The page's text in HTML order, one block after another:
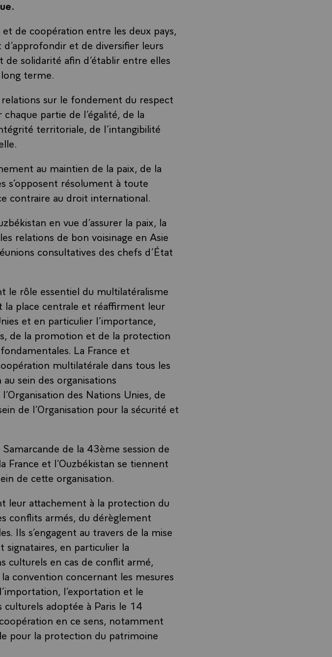
de coopération entre les deux pays,
d’approfondir et de diversifier leurs
solidarité afin d’établir entre elles
terme.
sur le fondement du respect
partie de l’égalité, de la
territoriale, de l’intangibilité
au maintien de la paix, de la
s’opposent résolument à toute
contraire au droit international.
en vue d’assurer la paix, la
relations de bon voisinage en Asie
consultatives des chefs d’État
le rôle essentiel du multilatéralisme
la place centrale et réaffirment leur
et en particulier l’importance,
de la promotion et de la protection
La France et
multilatérale dans tous les
sein des organisations
des Nations Unies, de
de l’Organisation pour la sécurité et
de la 43ème session de
France et l’Ouzbékistan se tiennent
de cette organisation.
leur attachement à la protection du
conflits armés, du dérèglement
Ils s’engagent au travers de la mise
en particulier la
culturels en cas de conflit armé,
convention concernant les mesures
l’exportation et le
adoptée à Paris le 14
en ce sens, notamment
pour la protection du patrimoine